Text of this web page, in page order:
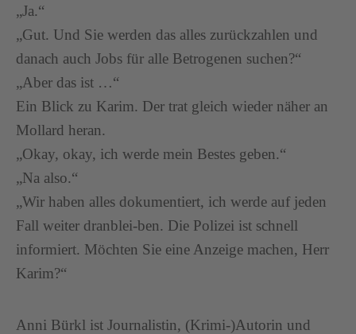
„Ja.“
„Gut. Und Sie werden das alles zurückzahlen und
danach auch Jobs für alle Betrogenen suchen?“
„Aber das ist …“
Ein Blick zu Karim. Der trat gleich wieder näher an
Mollard heran.
„Okay, okay, ich werde mein Bestes geben.“
„Na also.“
„Wir haben alles dokumentiert, ich werde auf jeden
Fall weiter dranblei-ben. Die Polizei ist schnell
informiert. Möchten Sie eine Anzeige machen, Herr
Karim?“
Anni Bürkl ist Journalistin, (Krimi-)Autorin und